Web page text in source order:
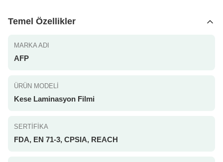
Temel Özellikler
MARKA ADI
AFP
ÜRÜN MODELI
Kese Laminasyon Filmi
SERTIFIKA
FDA, EN 71-3, CPSIA, REACH